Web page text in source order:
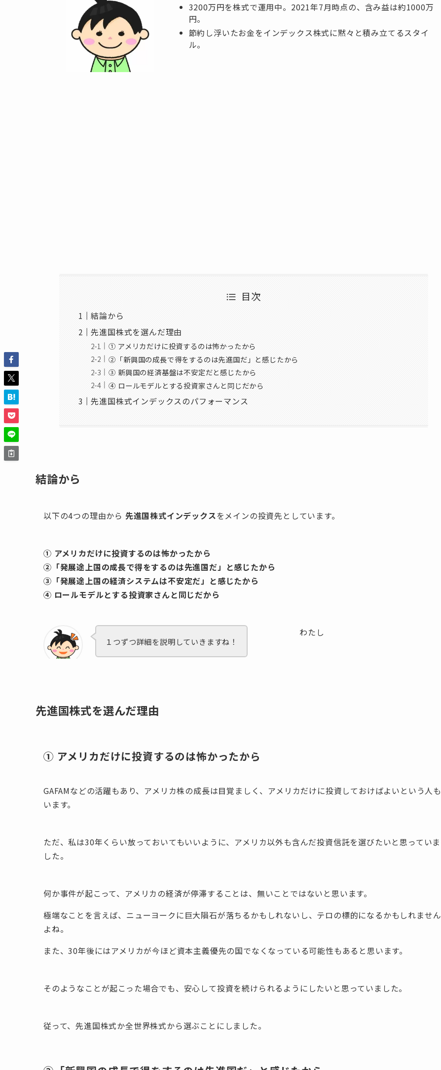
3200万円を株式で運用中。2021年7月時点の、含み益は約1000万
円。
節約し浮いたお金をインデックス株式に黙々と積み立てるスタイ
ル。
目次
結論から
先進国株式を選んだ理由
① アメリカだけに投資するのは怖かったから
②「新興国の成長で得をするのは先進国だ」と感じたから
③ 新興国の経済基盤は不安定だと感じたから
④ ロールモデルとする投資家さんと同じだから
先進国株式インデックスのパフォーマンス
結論から
以下の4つの理由から 先進国株式インデックスをメインの投資先としています。
① アメリカだけに投資するのは怖かったから
②「発展途上国の成長で得をするのは先進国だ」と感じたから
③「発展途上国の経済システムは不安定だ」と感じたから
④ ロールモデルとする投資家さんと同じだから
わたし
１つずつ詳細を説明していきますね！
先進国株式を選んだ理由
① アメリカだけに投資するのは怖かったから
GAFAMなどの活躍もあり、アメリカ株の成長は目覚ましく、アメリカだけに投資しておけばよいという人も
います。
ただ、私は30年くらい放っておいてもいいように、アメリカ以外も含んだ投資信託を選びたいと思っていま
した。
何か事件が起こって、アメリカの経済が停滞することは、無いことではないと思います。
極端なことを言えば、ニューヨークに巨大隕石が落ちるかもしれないし、テロの標的になるかもしれません
よね。
また、30年後にはアメリカが今ほど資本主義優先の国でなくなっている可能性もあると思います。
そのようなことが起こった場合でも、安心して投資を続けられるようにしたいと思っていました。
従って、先進国株式か全世界株式から選ぶことにしました。